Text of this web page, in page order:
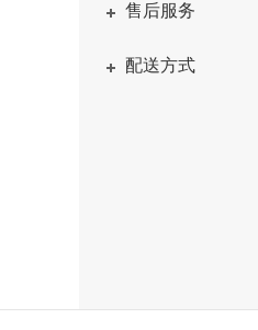
售后服务
配送方式